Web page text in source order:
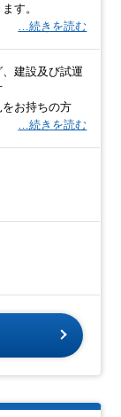
す。
…続きを読む
建設及び試運
お持ちの方
…続きを読む